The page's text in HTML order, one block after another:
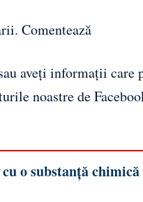
Comentează
aveți informații care
noastre de
o substanță